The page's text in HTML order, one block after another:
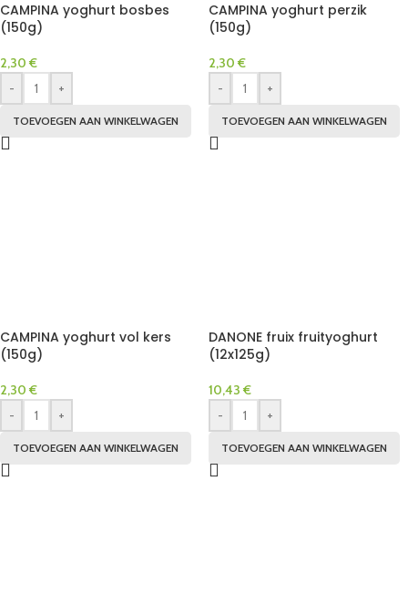
CAMPINA yoghurt bosbes
(150g)
2,30 €
-
+
TOEVOEGEN AAN WINKELWAGEN
CAMPINA yoghurt perzik
(150g)
2,30 €
-
+
TOEVOEGEN AAN WINKELWAGEN
CAMPINA yoghurt vol kers
(150g)
2,30 €
-
+
TOEVOEGEN AAN WINKELWAGEN
DANONE fruix fruityoghurt
(12x125g)
10,43 €
-
+
TOEVOEGEN AAN WINKELWAGEN